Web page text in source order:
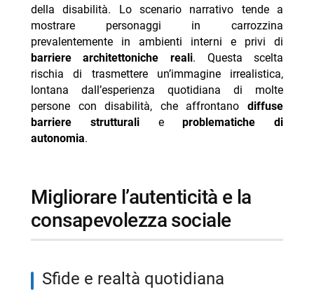
della disabilità. Lo scenario narrativo tende a
mostrare personaggi in carrozzina
prevalentemente in ambienti interni e privi di
barriere architettoniche reali. Questa scelta
rischia di trasmettere un’immagine irrealistica,
lontana dall’esperienza quotidiana di molte
persone con disabilità, che affrontanodiffuse
barriere strutturalieproblematiche di
autonomia.
migliorare l’autenticità e la
consapevolezza sociale
sfide e realtà quotidiana